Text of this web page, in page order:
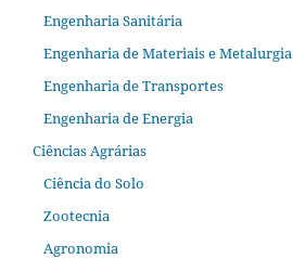
Engenharia Sanitária
Engenharia de Materiais e Metalurgia
Engenharia de Transportes
Engenharia de Energia
Ciências Agrárias
Ciência do Solo
Zootecnia
Agronomia